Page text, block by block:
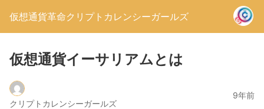
仮想通貨革命クリプトカレンシーガールズ
仮想通貨イーサリアムとは
クリプトカレンシーガールズ
9年前